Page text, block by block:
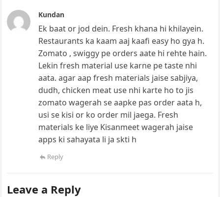
Kundan
Ek baat or jod dein. Fresh khana hi khilayein.
Restaurants ka kaam aaj kaafi easy ho gya h.
Zomato , swiggy pe orders aate hi rehte hain.
Lekin fresh material use karne pe taste nhi
aata. agar aap fresh materials jaise sabjiya,
dudh, chicken meat use nhi karte ho to jis
zomato wagerah se aapke pas order aata h,
usi se kisi or ko order mil jaega. Fresh
materials ke liye Kisanmeet wagerah jaise
apps ki sahayata li ja skti h
Reply
Leave a Reply